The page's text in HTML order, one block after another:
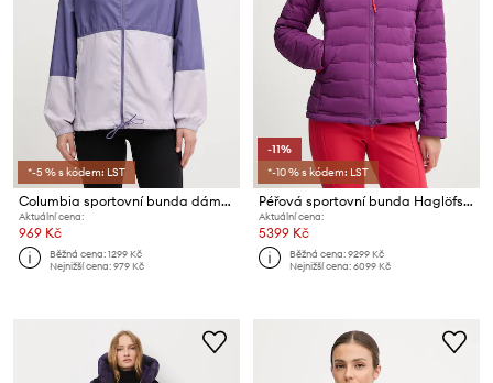
*-5 % s kódem: LST
Columbia sportovní bunda dámská Flash Forward II Windbreaker
Aktuální cena:
969 Kč
Běžná cena:1299 Kč
Nejnižší cena:979 Kč
-11%
*-10 % s kódem: LST
Péřová sportovní bunda Haglöfs Spitz
Aktuální cena:
5399 Kč
Běžná cena:9299 Kč
Nejnižší cena:6099 Kč